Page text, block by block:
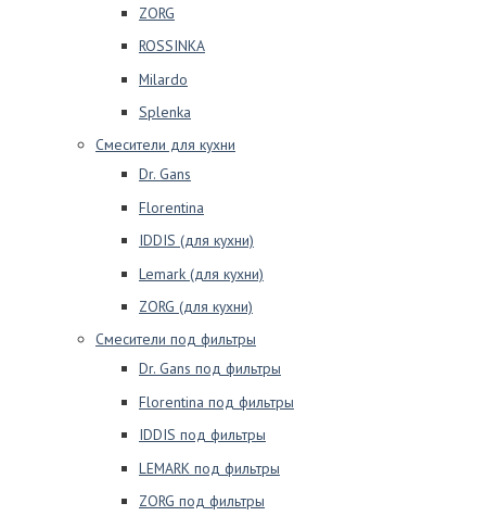
ZORG
ROSSINKA
Milardo
Splenka
Смесители для кухни
Dr. Gans
Florentina
IDDIS (для кухни)
Lemark (для кухни)
ZORG (для кухни)
Смесители под фильтры
Dr. Gans под фильтры
Florentina под фильтры
IDDIS под фильтры
LEMARK под фильтры
ZORG под фильтры